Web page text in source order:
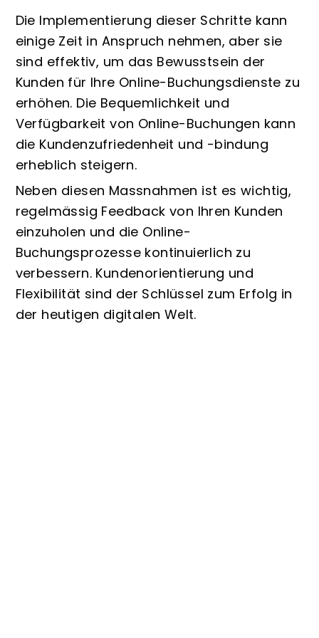
Die Implementierung dieser Schritte kann
einige Zeit in Anspruch nehmen, aber sie
sind effektiv, um das Bewusstsein der
Kunden für Ihre Online-Buchungsdienste zu
erhöhen. Die Bequemlichkeit und
Verfügbarkeit von Online-Buchungen kann
die Kundenzufriedenheit und -bindung
erheblich steigern.
Neben diesen Massnahmen ist es wichtig,
regelmässig Feedback von Ihren Kunden
einzuholen und die Online-
Buchungsprozesse kontinuierlich zu
verbessern. Kundenorientierung und
Flexibilität sind der Schlüssel zum Erfolg in
der heutigen digitalen Welt.